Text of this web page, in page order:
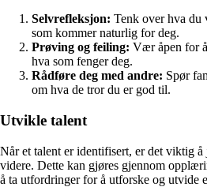
Selvrefleksjon: Tenk over hva du
som kommer naturlig for deg.
Prøving og feiling: Vær åpen for
hva som fenger deg.
Rådføre deg med andre: Spør
om hva de tror du er god til.
Utvikle talent
Når et talent er identifisert, er det viktig
videre. Dette kan gjøres gjennom
å ta utfordringer for å utforske og utvide